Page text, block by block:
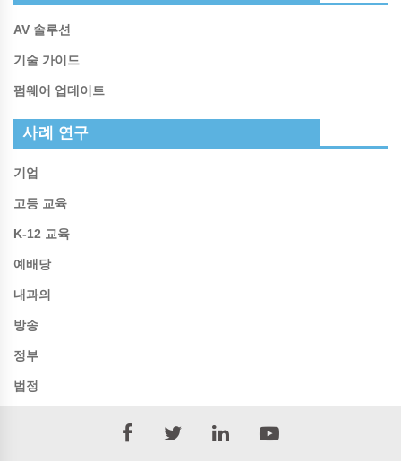
AV 솔루션
기술 가이드
펌웨어 업데이트
사례 연구
기업
고등 교육
K-12 교육
예배당
내과의
방송
정부
법정